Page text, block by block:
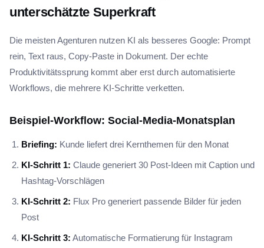
unterschätzte Superkraft
Die meisten Agenturen nutzen KI als besseres Google: Prompt
rein, Text raus, Copy-Paste in Dokument. Der echte
Produktivitätssprung kommt aber erst durch automatisierte
Workflows, die mehrere KI-Schritte verketten.
Beispiel-Workflow: Social-Media-Monatsplan
Briefing: Kunde liefert drei Kernthemen für den Monat
KI-Schritt 1: Claude generiert 30 Post-Ideen mit Caption und
Hashtag-Vorschlägen
KI-Schritt 2: Flux Pro generiert passende Bilder für jeden
Post
KI-Schritt 3: Automatische Formatierung für Instagram